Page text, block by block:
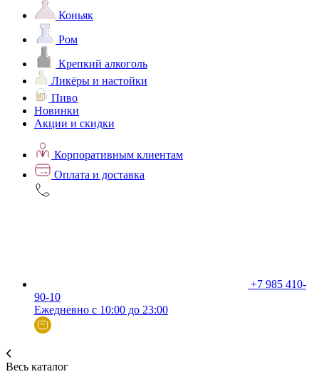
Коньяк
Ром
Крепкий алкоголь
Ликёры и настойки
Пиво
Новинки
Акции и скидки
Корпоративным клиентам
Оплата и доставка
+7 985 410-
90-10
Ежедневно с 10:00 до 23:00
Весь каталог